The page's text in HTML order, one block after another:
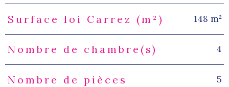
Surface loi Carrez (m²) 148 m²
Nombre de chambre(s) 4
Nombre de pièces 5